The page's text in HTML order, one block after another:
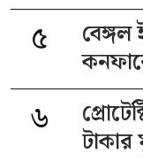
৫
৬
টাকার